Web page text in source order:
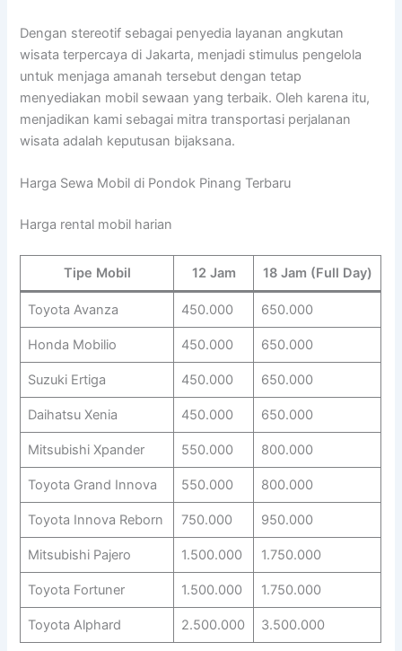
Dengan stereotif sebagai penyedia layanan angkutan
wisata terpercaya di Jakarta, menjadi stimulus pengelola
untuk menjaga amanah tersebut dengan tetap
menyediakan mobil sewaan yang terbaik. Oleh karena itu,
menjadikan kami sebagai mitra transportasi perjalanan
wisata adalah keputusan bijaksana.
Harga Sewa Mobil di Pondok Pinang Terbaru
Harga rental mobil harian
Tipe Mobil 12 Jam 18 Jam (Full Day)
Toyota Avanza 450.000 650.000
Honda Mobilio 450.000 650.000
Suzuki Ertiga 450.000 650.000
Daihatsu Xenia 450.000 650.000
Mitsubishi Xpander 550.000 800.000
Toyota Grand Innova 550.000 800.000
Toyota Innova Reborn 750.000 950.000
Mitsubishi Pajero 1.500.000 1.750.000
Toyota Fortuner 1.500.000 1.750.000
Toyota Alphard 2.500.000 3.500.000